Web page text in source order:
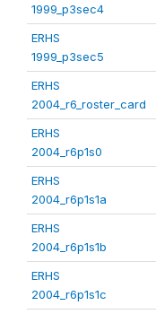
1999_p3sec4
ERHS
1999_p3sec5
ERHS
2004_r6_roster_card
ERHS
2004_r6p1s0
ERHS
2004_r6p1s1a
ERHS
2004_r6p1s1b
ERHS
2004_r6p1s1c